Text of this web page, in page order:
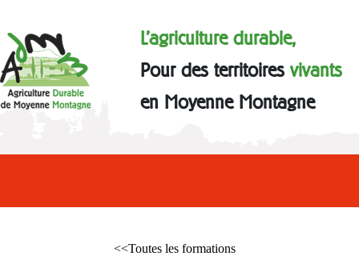
L'agriculture durable,
Pour des territoiresvivants
en Moyenne Montagne
<<Toutes les formations